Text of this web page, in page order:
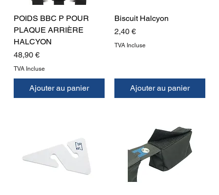
POIDS BBC P POUR
PLAQUE ARRIÈRE
HALCYON
Prix
48,90 €
TVA Incluse
Ajouter au panier
Biscuit Halcyon
Prix
2,40 €
TVA Incluse
Ajouter au panier